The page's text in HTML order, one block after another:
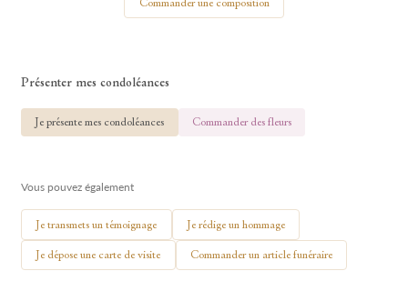
Commander une composition
Présenter mes condoléances
Je présente mes condoléances Commander des fleurs
Vous pouvez également
Je transmets un témoignage Je rédige un hommage
Je dépose une carte de visite Commander un article funéraire